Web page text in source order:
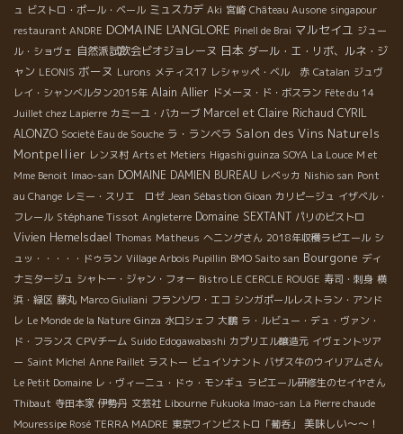
ュ ビストロ・ポール・ベール ミュスカデ Aki 宮崎 Château Ausone singapour
restaurant ANDRE DOMAINE L'ANGLORE Pinell de Brai マルセイユ ジュー
ル・ショヴェ 自然派試飲会ビオジョレーヌ 日本 ダール・エ・リボ、ルネ・ジ
ャン LEONIS ボーヌ Lurons メティス17 レシャッペ・ベル 赤 Catalan ジュヴ
レイ・シャンベルタン2015年 Alain Allier ドメーヌ・ド・ボスラン Fête du 14
Juillet chez Lapierre カミーユ・バカーブ Marcel et Claire Richaud CYRIL
ALONZO Societé Eau de Souche ラ・ランベラ Salon des Vins Naturels
Montpellier レンヌ村 Arts et Metiers Higashi guinza SOYA La Louce M et
Mme Benoit Imao-san DOMAINE DAMIEN BUREAU レベッカ Nishio san Pont
au Change レミー・スリエ ロゼ Jean Sébastion Gioan カリピージュ イザベル・
フレール Stéphane Tissot Angleterre Domaine SEXTANT パリのビストロ
Vivien Hemelsdael Thomas Matheus へニングさん 2018年収穫ラピエール シ
ュッ・・・・・ドゥラン Village Arbois Pupillin BMO Saito san Bourgone ディ
ナミタージュ シャトー・ジャン・フォー Bistro LE CERCLE ROUGE 寿司・刺身 横
浜・緑区 藤丸 Marco Giuliani フランソワ・エコ シンガポールレストラン・アンド
レ Le Monde de la Nature Ginza 水口シェフ 大鵬 ラ・ルビュー・デュ・ヴァン・
ド・フランス CPVチーム Suido Edogawabashi カプリエル醸造元 イヴェントツア
ー Saint Michel Anne Paillet ラストー ビュイソナント バザス牛のウイリアムさん
Le Petit Domaine レ・ヴィーニュ・ドゥ・モンギュ ラピエール研修生のセイヤさん
Thibaut 寺田本家 伊勢丹 文芸社 Libourne Fukuoka Imao-san La Pierre chaude
Mouressipe Rosé TERRA MADRE 東京ワインビストロ「葡呑」 美味しい～～！